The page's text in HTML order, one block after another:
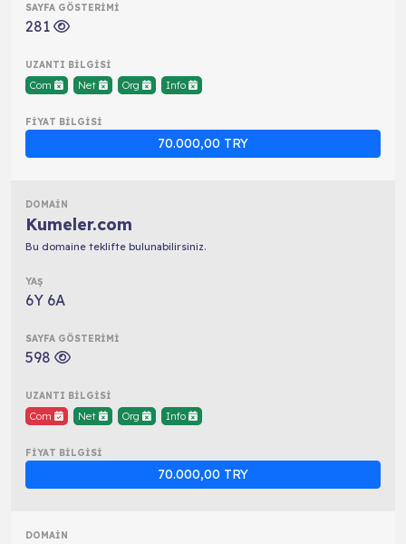
281
Com Net Org Info
70.000,00 TRY
Kumeler.com
Bu domaine teklifte bulunabilirsiniz.
6Y 6A
598
Com Net Org Info
70.000,00 TRY